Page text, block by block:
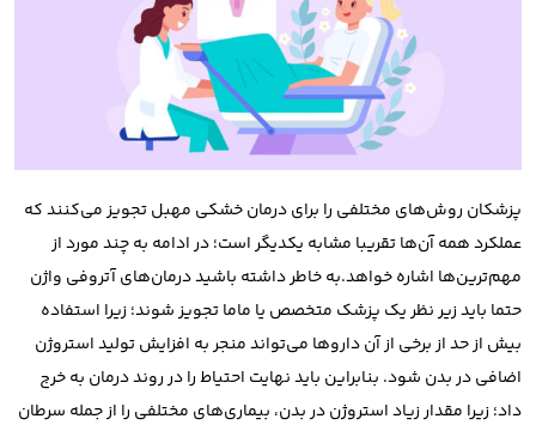
پزشکان روش‌های مختلفی را برای درمان خشکی مهبل تجویز می‌کنند که
عملکرد همه آن‌ها تقریبا مشابه یکدیگر است؛ در ادامه به چند مورد از
مهم‌ترین‌ها اشاره خواهد.به خاطر داشته باشیددرمان‌های آتروفی واژن
حتما باید زیر نظر یک پزشک متخصص یا ماما تجویز شوند؛ زیرا استفاده
بیش از حد از برخی از آن داروها می‌تواند منجر به افزایش تولید استروژن
اضافی در بدن شود. بنابراین باید نهایت احتیاط را در روند درمان به خرج
داد؛ زیرا مقدار زیاد استروژن در بدن، بیماری‌های مختلفی را از جمله سرطان